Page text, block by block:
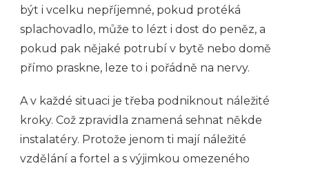
být i vcelku nepříjemné, pokud protéká
splachovadlo, může to lézt i dost do peněz, a
pokud pak nějaké potrubí v bytě nebo domě
přímo praskne, leze to i pořádně na nervy.
A v každé situaci je třeba podniknout náležité
kroky. Což zpravidla znamená sehnat někde
instalatéry. Protože jenom ti mají náležité
vzdělání a fortel a s výjimkou omezeného